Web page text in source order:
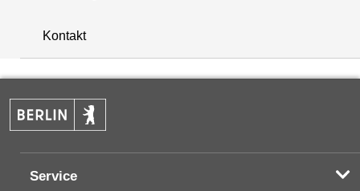
+
−
Kontakt
Service